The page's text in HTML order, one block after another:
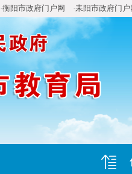
·衡阳市政府门户网 ·耒阳市政府门户